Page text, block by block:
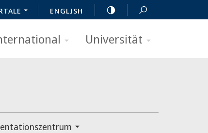
ENGLISH
Universität